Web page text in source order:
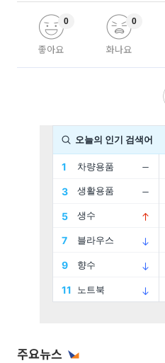
좋아요
0
화나요
0
주요뉴스